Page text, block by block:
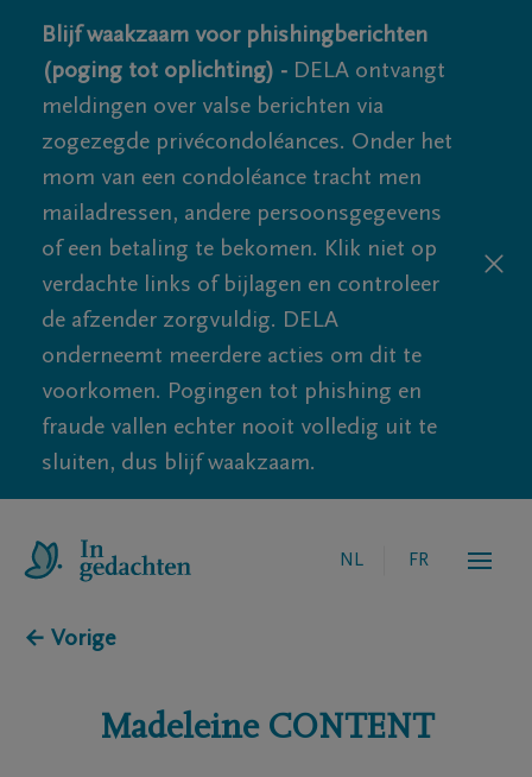
Blijf waakzaam voor phishingberichten
(poging tot oplichting) - DELA ontvangt
meldingen over valse berichten via
zogezegde privécondoléances. Onder het
mom van een condoléance tracht men
mailadressen, andere persoonsgegevens
of een betaling te bekomen. Klik niet op
verdachte links of bijlagen en controleer
de afzender zorgvuldig. DELA
onderneemt meerdere acties om dit te
voorkomen. Pogingen tot phishing en
fraude vallen echter nooit volledig uit te
sluiten, dus blijf waakzaam.
NL FR
← Vorige
Madeleine CONTENT